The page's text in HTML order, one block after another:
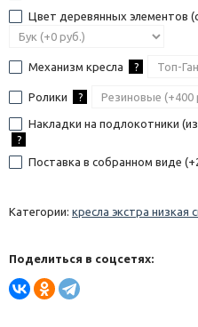
Цвет деревянных элементов
Механизм кресла ?
Ролики ?
Накладки на подлокотники
?
Поставка в собранном виде (+
Категории: кресла экстра низкая
Поделиться в соцсетях: